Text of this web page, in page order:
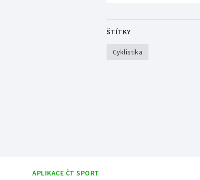
ŠTÍTKY
Cyklistika
APLIKACE ČT SPORT